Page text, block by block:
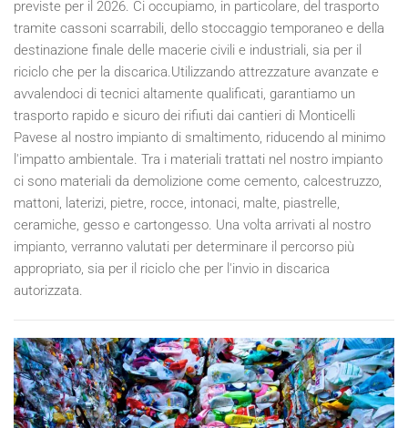
previste per il 2026. Ci occupiamo, in particolare, del trasporto
tramite cassoni scarrabili, dello stoccaggio temporaneo e della
destinazione finale delle macerie civili e industriali, sia per il
riciclo che per la discarica.Utilizzando attrezzature avanzate e
avvalendoci di tecnici altamente qualificati, garantiamo un
trasporto rapido e sicuro dei rifiuti dai cantieri di Monticelli
Pavese al nostro impianto di smaltimento, riducendo al minimo
l'impatto ambientale. Tra i materiali trattati nel nostro impianto
ci sono materiali da demolizione come cemento, calcestruzzo,
mattoni, laterizi, pietre, rocce, intonaci, malte, piastrelle,
ceramiche, gesso e cartongesso. Una volta arrivati al nostro
impianto, verranno valutati per determinare il percorso più
appropriato, sia per il riciclo che per l'invio in discarica
autorizzata.